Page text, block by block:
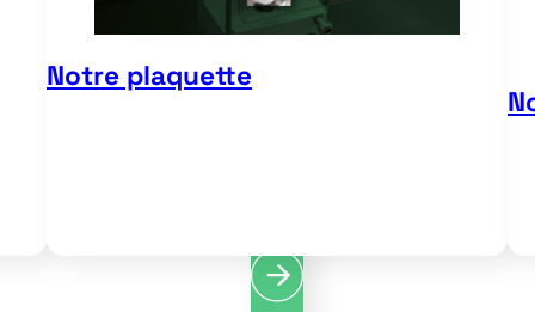
Notre plaquette